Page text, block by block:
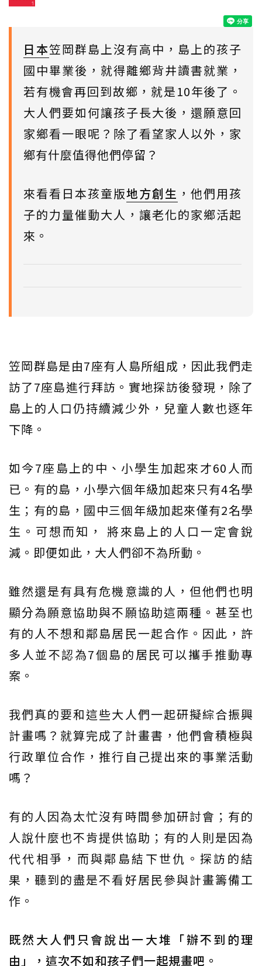
日本笠岡群島上沒有高中，島上的孩子
國中畢業後，就得離鄉背井讀書就業，
若有機會再回到故鄉，就是10年後了。
大人們要如何讓孩子長大後，還願意回
家鄉看一眼呢？除了看望家人以外，家
鄉有什麼值得他們停留？
來看看日本孩童版地方創生 ，他們用孩
子的力量催動大人，讓老化的家鄉活起
來。
笠岡群島是由7座有人島所組成，因此我們走
訪了7座島進行拜訪。實地探訪後發現，除了
島上的人口仍持續減少外，兒童人數也逐年
下降。
如今7座島上的中、小學生加起來才60人而
已。有的島，小學六個年級加起來只有4名學
生；有的島，國中三個年級加起來僅有2名學
生。可想而知， 將來島上的人口一定會銳
減。即便如此，大人們卻不為所動。
雖然還是有具有危機意識的人，但他們也明
顯分為願意協助與不願協助這兩種。甚至也
有的人不想和鄰島居民一起合作。因此，許
多人並不認為7個島的居民可以攜手推動專
案。
我們真的要和這些大人們一起研擬綜合振興
計畫嗎？就算完成了計畫書，他們會積極與
行政單位合作，推行自己提出來的事業活動
嗎？
有的人因為太忙沒有時間參加研討會；有的
人說什麼也不肯提供協助；有的人則是因為
代代相爭，而與鄰島結下世仇。探訪的結
果，聽到的盡是不看好居民參與計畫籌備工
作。
既然大人們只會說出一大堆「辦不到的理
由」，這次不如和孩子們一起規畫吧。